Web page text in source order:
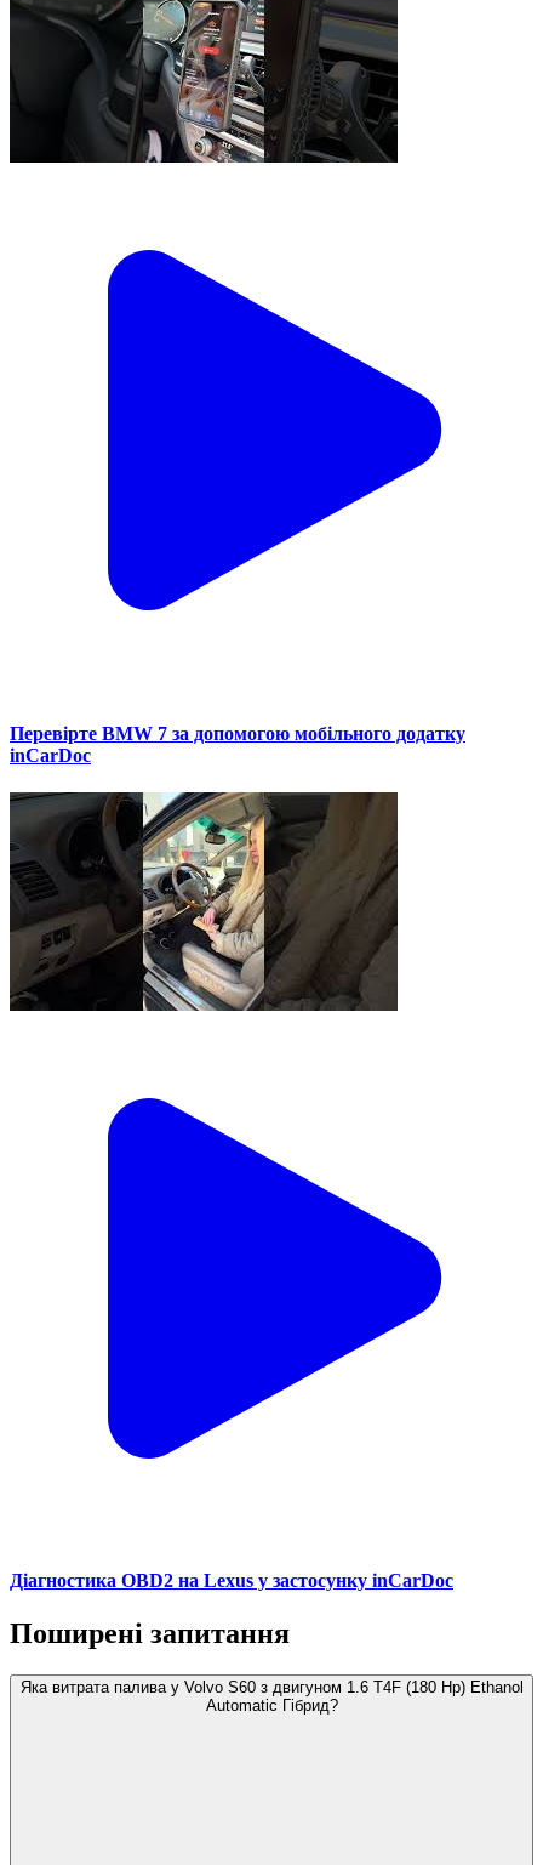
Перевірте BMW 7 за допомогою мобільного додатку
inCarDoc
Діагностика OBD2 на Lexus у застосунку inCarDoc
Поширені запитання
Яка витрата палива у Volvo S60 з двигуном 1.6 T4F (180 Hp) Ethanol
Automatic Гібрид?